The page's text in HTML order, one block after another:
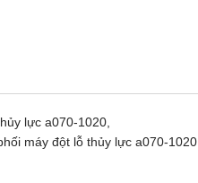
lực a070-1020,
máy đột lỗ thủy lực a070-1020,